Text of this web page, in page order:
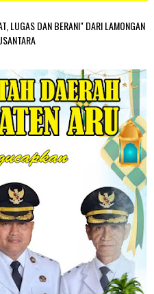
LUGAS DAN BERANI" DARI LAMONGAN